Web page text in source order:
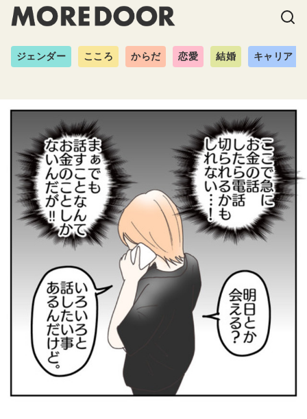
ジェンダー こころ からだ 恋愛 結婚 キャリア